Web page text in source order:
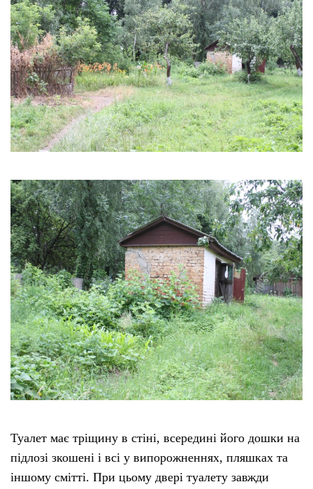
Туалет має тріщину в стіні, всередині його дошки на
підлозі зкошені і всі у випорожненнях, пляшках та
іншому смітті. При цьому двері туалету завжди